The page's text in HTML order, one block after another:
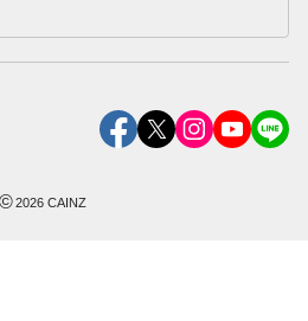
©2026 CAINZ